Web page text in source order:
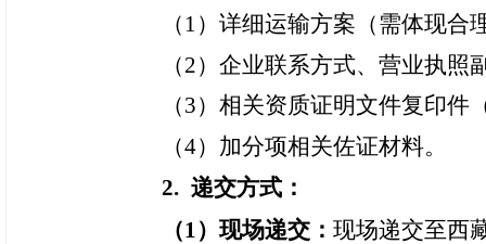
（1）详细运输方案（需体现
（2）企业联系方式、营业执
（3）相关资质证明文件复印件
（4）加分项相关佐证材料。
2. 递交方式：
（1）现场递交 ： 现场递交至西